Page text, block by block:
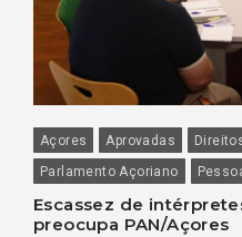
Açores Aprovadas
Parlamento Açoriano
Escassez de
preocupa PAN/Açores